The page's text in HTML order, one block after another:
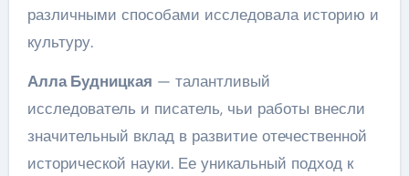
различными способами исследовала историю и
культуру.
Алла Будницкая — талантливый
исследователь и писатель, чьи работы внесли
значительный вклад в развитие отечественной
исторической науки. Ее уникальный подход к